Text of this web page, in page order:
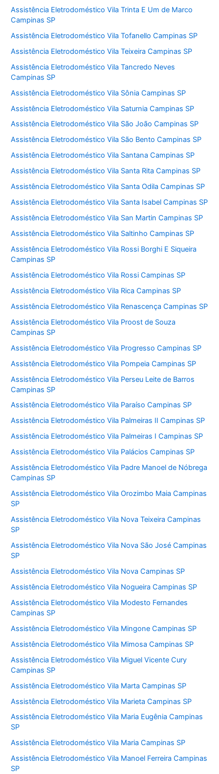
Assistência Eletrodoméstico Vila Trinta E Um de Marco
Campinas SP
Assistência Eletrodoméstico Vila Tofanello Campinas SP
Assistência Eletrodoméstico Vila Teixeira Campinas SP
Assistência Eletrodoméstico Vila Tancredo Neves
Campinas SP
Assistência Eletrodoméstico Vila Sônia Campinas SP
Assistência Eletrodoméstico Vila Saturnia Campinas SP
Assistência Eletrodoméstico Vila São João Campinas SP
Assistência Eletrodoméstico Vila São Bento Campinas SP
Assistência Eletrodoméstico Vila Santana Campinas SP
Assistência Eletrodoméstico Vila Santa Rita Campinas SP
Assistência Eletrodoméstico Vila Santa Odila Campinas SP
Assistência Eletrodoméstico Vila Santa Isabel Campinas SP
Assistência Eletrodoméstico Vila San Martin Campinas SP
Assistência Eletrodoméstico Vila Saltinho Campinas SP
Assistência Eletrodoméstico Vila Rossi Borghi E Siqueira
Campinas SP
Assistência Eletrodoméstico Vila Rossi Campinas SP
Assistência Eletrodoméstico Vila Rica Campinas SP
Assistência Eletrodoméstico Vila Renascença Campinas SP
Assistência Eletrodoméstico Vila Proost de Souza
Campinas SP
Assistência Eletrodoméstico Vila Progresso Campinas SP
Assistência Eletrodoméstico Vila Pompeia Campinas SP
Assistência Eletrodoméstico Vila Perseu Leite de Barros
Campinas SP
Assistência Eletrodoméstico Vila Paraíso Campinas SP
Assistência Eletrodoméstico Vila Palmeiras II Campinas SP
Assistência Eletrodoméstico Vila Palmeiras I Campinas SP
Assistência Eletrodoméstico Vila Palácios Campinas SP
Assistência Eletrodoméstico Vila Padre Manoel de Nóbrega
Campinas SP
Assistência Eletrodoméstico Vila Orozimbo Maia Campinas
SP
Assistência Eletrodoméstico Vila Nova Teixeira Campinas
SP
Assistência Eletrodoméstico Vila Nova São José Campinas
SP
Assistência Eletrodoméstico Vila Nova Campinas SP
Assistência Eletrodoméstico Vila Nogueira Campinas SP
Assistência Eletrodoméstico Vila Modesto Fernandes
Campinas SP
Assistência Eletrodoméstico Vila Mingone Campinas SP
Assistência Eletrodoméstico Vila Mimosa Campinas SP
Assistência Eletrodoméstico Vila Miguel Vicente Cury
Campinas SP
Assistência Eletrodoméstico Vila Marta Campinas SP
Assistência Eletrodoméstico Vila Marieta Campinas SP
Assistência Eletrodoméstico Vila Maria Eugênia Campinas
SP
Assistência Eletrodoméstico Vila Maria Campinas SP
Assistência Eletrodoméstico Vila Manoel Ferreira Campinas
SP